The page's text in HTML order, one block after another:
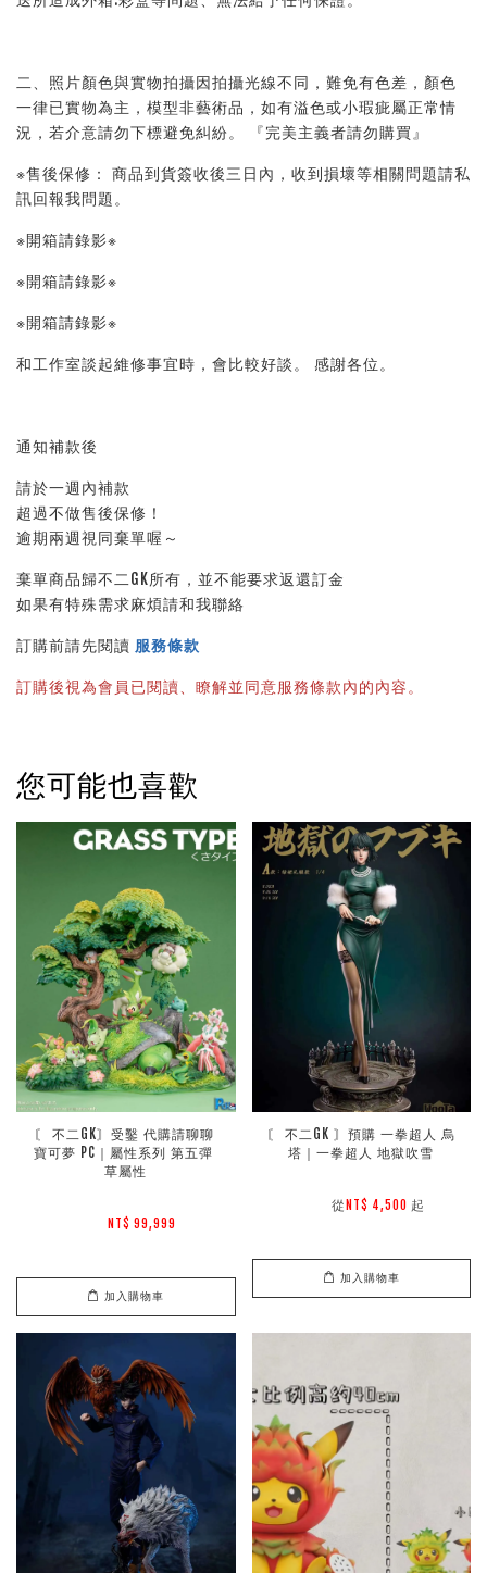
二、照片顏色與實物拍攝因拍攝光線不同，難免有色差，顏色
一律已實物為主，模型非藝術品，如有溢色或小瑕疵屬正常情
況，若介意請勿下標避免糾紛。 『完美主義者請勿購買』
※售後保修： 商品到貨簽收後三日內，收到損壞等相關問題請私
訊回報我問題。
※開箱請錄影※
※開箱請錄影※
※開箱請錄影※
和工作室談起維修事宜時，會比較好談。 感謝各位。
通知補款後
請於一週內補款
超過不做售後保修！
逾期兩週視同棄單喔～
棄單商品歸不二GK所有，並不能要求返還訂金
如果有特殊需求麻煩請和我聯絡
訂購前請先閱讀 服務條款
訂購後視為會員已閱讀、瞭解並同意服務條款內的內容。
您可能也喜歡
〘 不二GK〙受鑿 代購請聊聊
寶可夢 PC｜屬性系列 第五彈
草屬性
NT$ 99,999
加入購物車
〘 不二GK 〙預購 一拳超人 烏
塔｜一拳超人 地獄吹雪
        從
NT$ 4,500 起
加入購物車